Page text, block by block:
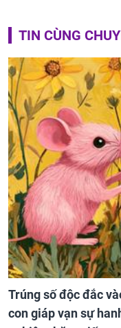
TIN CÙNG
Trúng số độc đắc
con giáp vạn sự